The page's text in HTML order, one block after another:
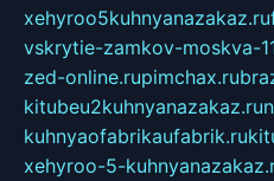
xehyroo5kuhnyanazakaz.ru
vskrytie-zamkov-moskva-
zed-online.rupimchax.ru
kitubeu2kuhnyanazakaz.ru
kuhnyaofabrikaufabrik.ru
xehyroo-5-